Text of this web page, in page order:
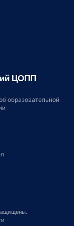
ЦОПП
образовательной